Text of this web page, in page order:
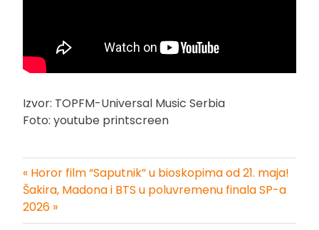
Izvor: TOPFM-Universal Music Serbia
Foto: youtube printscreen
Kretanje
članka
« Horor film “Saputnik” u bioskopima od 21. maja!
Šakira, Madona i BTS u poluvremenu finala SP-a
2026 »